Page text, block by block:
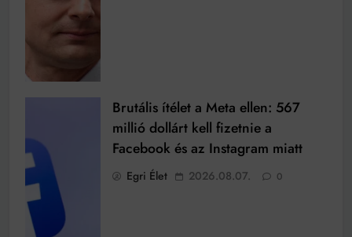
Brutális ítélet a Meta ellen: 567
millió dollárt kell fizetnie a
Facebook és az Instagram miatt
Egri Élet 2026.08.07. 0